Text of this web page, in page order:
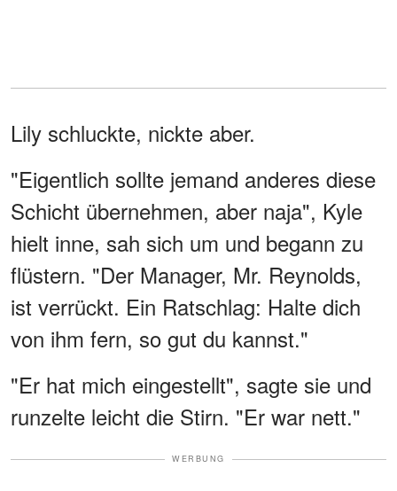
Lily schluckte, nickte aber.
"Eigentlich sollte jemand anderes diese
Schicht übernehmen, aber naja", Kyle
hielt inne, sah sich um und begann zu
flüstern. "Der Manager, Mr. Reynolds,
ist verrückt. Ein Ratschlag: Halte dich
von ihm fern, so gut du kannst."
"Er hat mich eingestellt", sagte sie und
runzelte leicht die Stirn. "Er war nett."
WERBUNG